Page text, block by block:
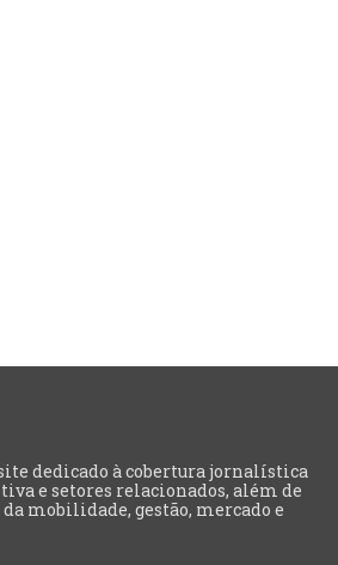
dedicado à cobertura jornalística
e setores relacionados, além de
mobilidade, gestão, mercado e